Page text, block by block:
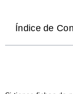
Índice de